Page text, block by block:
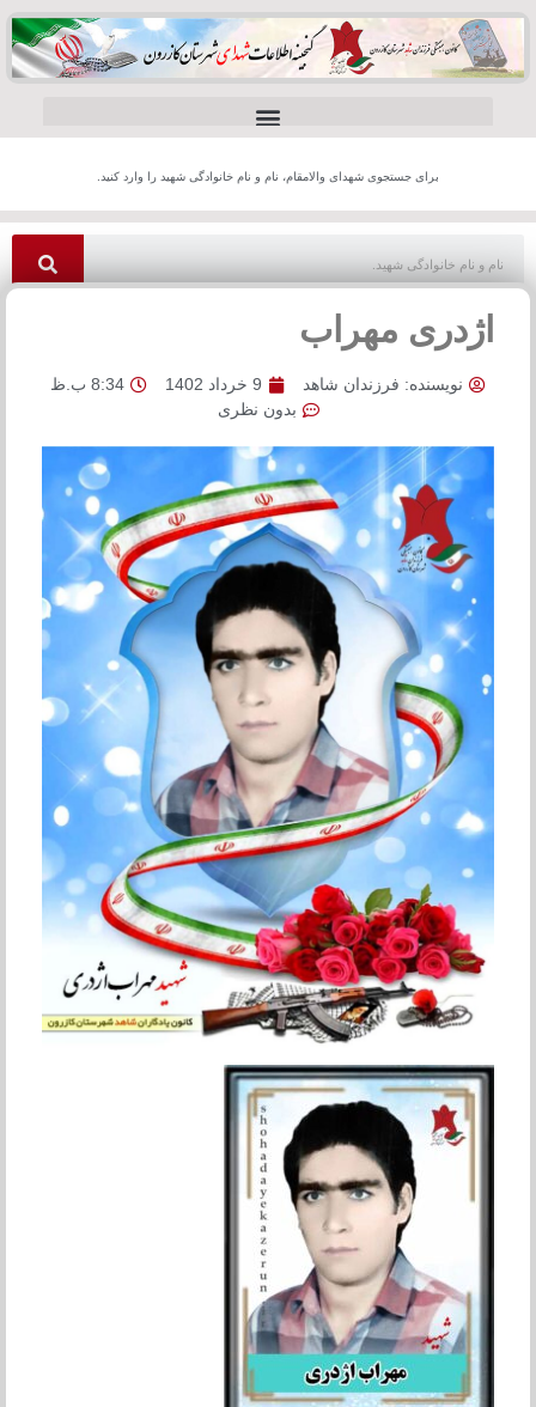
برای جستجوی شهدای والامقام، نام و نام خانوادگی شهید را وارد کنید.
اژدری مهراب
نویسنده: فرزندان شاهد 9 خرداد 1402
8:34 ب.ظ
بدون نظری